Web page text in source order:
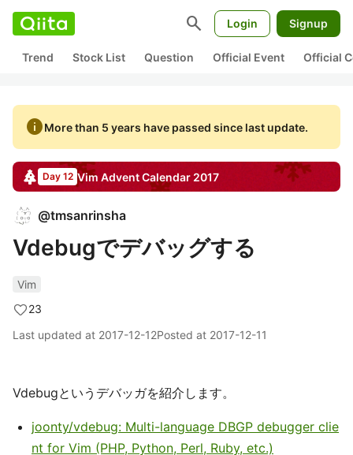
search Login Signup
Trend Stock List Question Official Event Official
infoMore than 5 years have passed since last update.
Day 12 Vim Advent Calendar 2017
@tmsanrinsha
Vdebugでデバッグする
Vim
23
Last updated at 2017-12-12Posted at 2017-12-11
Vdebugというデバッガを紹介します。
joonty/vdebug: Multi-language DBGP debugger clie
nt for Vim (PHP, Python, Perl, Ruby, etc.)